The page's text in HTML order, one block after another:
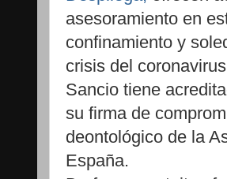
asesoramiento en
confinamiento y
crisis del
Sancio tiene
su firma de
deontológico de la
España.